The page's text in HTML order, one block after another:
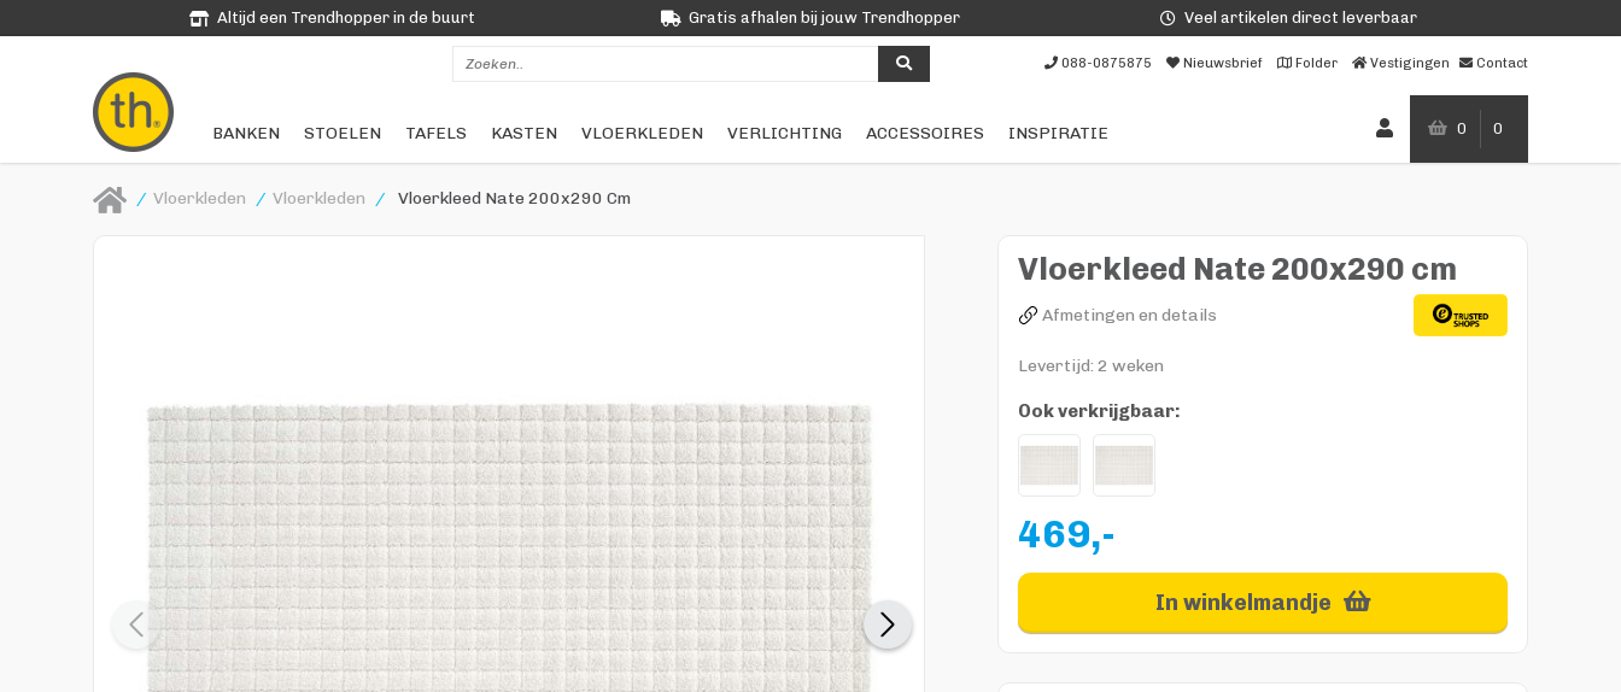
Altijd een Trendhopper in de buurt Gratis afhalen bij jouw Trendhopper Veel artikelen direct leverbaar
088-0875875 Nieuwsbrief Folder Vestigingen Contact
BANKEN STOELEN TAFELS KASTEN VLOERKLEDEN VERLICHTING ACCESSOIRES INSPIRATIE 0 0
/ Vloerkleden / Vloerkleden / Vloerkleed Nate 200x290 Cm
Vloerkleed Nate 200x290 cm
Afmetingen en details
Levertijd: 2 weken
Ook verkrijgbaar:
469,-
In winkelmandje